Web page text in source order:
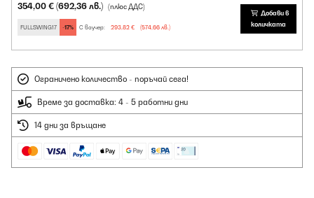
354,00 € (692,36 лв.) (плюс ДДС)
FULLSWING17 -17% С ваучер: 293,82 € (574,66 лв.)
Добави в
количката
Ограничено количество - поръчай сега!
Време за доставка: 4 - 5 работни дни
14 дни за връщане